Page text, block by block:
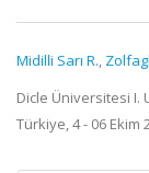
Midilli Sarı R.,
Dicle Üniversitesi I.
Türkiye, 4 - 06 Ekim